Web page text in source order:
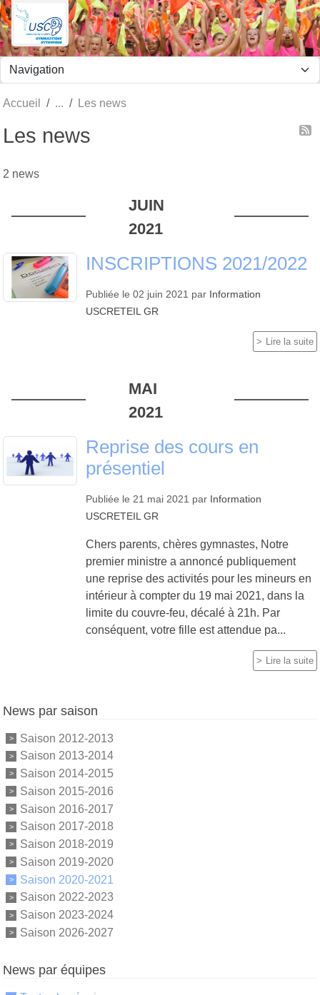
Accueil Les news
Les news
2 news
JUIN
2021
INSCRIPTIONS 2021/2022
Publiée le 02 juin 2021 par Information
USCRETEIL GR
Lire la suite
MAI
2021
Reprise des cours en
présentiel
Publiée le 21 mai 2021 par Information
USCRETEIL GR
Chers parents, chères gymnastes, Notre
premier ministre a annoncé publiquement
une reprise des activités pour les mineurs en
intérieur à compter du 19 mai 2021, dans la
limite du couvre-feu, décalé à 21h. Par
conséquent, votre fille est attendue pa...
Lire la suite
News par saison
Saison 2012-2013
Saison 2013-2014
Saison 2014-2015
Saison 2015-2016
Saison 2016-2017
Saison 2017-2018
Saison 2018-2019
Saison 2019-2020
Saison 2020-2021
Saison 2022-2023
Saison 2023-2024
Saison 2026-2027
News par équipes
Panneau de gestion des cookies